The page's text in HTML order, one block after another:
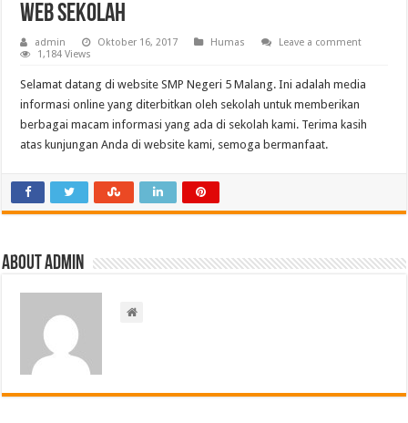
Web Sekolah
admin Oktober 16, 2017 Humas
Leave a comment
1,184 Views
Selamat datang di website SMP Negeri 5 Malang. Ini adalah media
informasi online yang diterbitkan oleh sekolah untuk memberikan
berbagai macam informasi yang ada di sekolah kami. Terima kasih
atas kunjungan Anda di website kami, semoga bermanfaat.
About admin